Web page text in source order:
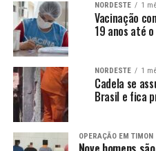
NORDESTE 1
Vacinação
19 anos até
NORDESTE 1
Cadela se
Brasil e fica
OPERAÇÃO EM TIMON